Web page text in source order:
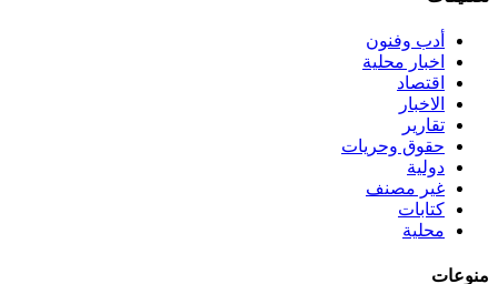
أدب وفنون
اخبار محلية
اقتصاد
الاخبار
تقارير
حقوق وحريات
دولية
غير مصنف
كتابات
محلية
منوعات